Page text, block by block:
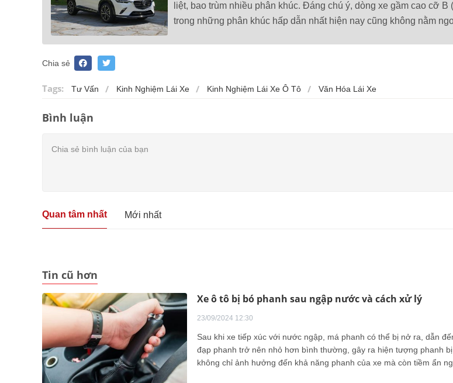
liệt, bao trùm nhiều phân khúc. Đáng chú ý, dòng xe gầm cao cỡ B
trong những phân khúc hấp dẫn nhất hiện nay cũng không nằm
Chia sẻ
Tags: Tư Vấn Kinh Nghiệm Lái Xe Kinh Nghiệm Lái Xe Ô Tô Văn Hóa Lái Xe
Bình luận
Quan tâm nhất Mới nhất
Tin cũ hơn
Xe ô tô bị bó phanh sau ngập nước và cách xử lý
23/09/2024 12:30
Sau khi xe tiếp xúc với nước ngập, má phanh có thể bị nở ra, dẫn
đạp phanh trở nên nhỏ hơn bình thường, gây ra hiện tượng phanh
không chỉ ảnh hưởng đến khả năng phanh của xe mà còn tiềm ẩn